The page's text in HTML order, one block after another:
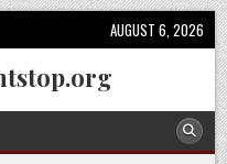
AUGUST 6, 2026